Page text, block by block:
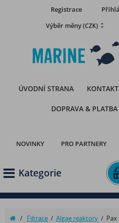
Registrace
Výběr měny(CZK)
ÚVODNÍ STRANA KONTAKT
DOPRAVA & PLATBA
NOVINKY PRO PARTNERY
Kategorie
/ Filtrace / Algae reaktory / Pax